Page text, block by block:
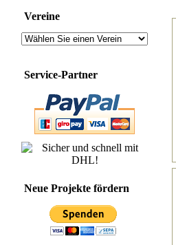
Vereine
Service-Partner
Neue Projekte fördern